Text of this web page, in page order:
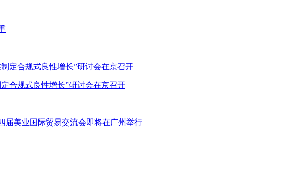
合规式良性增长”研讨会在京召开
届美业国际贸易交流会即将在广州举行